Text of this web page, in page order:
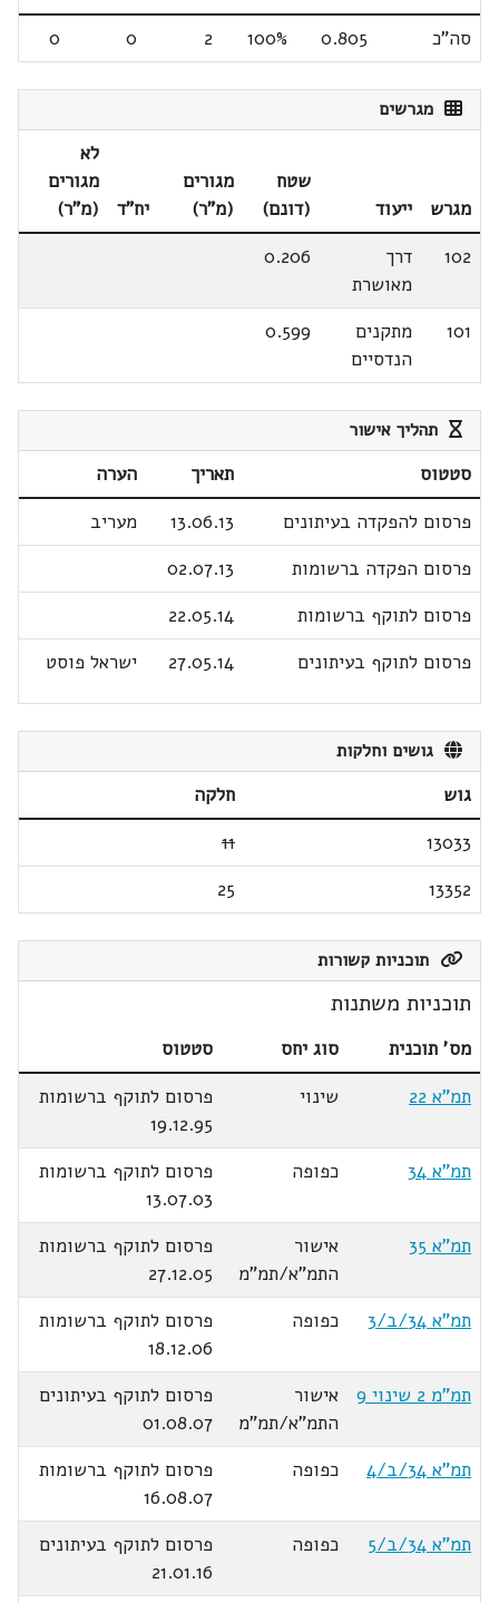
סה"כ
0.805
100%
2
0
0
מגרשים
מגרש ייעוד
שטח
(דונם)
מגורים
(מ"ר)
יח"ד
לא
מגורים
(מ"ר)
102
דרך
מאושרת
0.206
101
מתקנים
הנדסיים
0.599
תהליך אישור
סטטוס תאריך
הערה
פרסום להפקדה בעיתונים
13.06.13
מעריב
פרסום הפקדה ברשומות
02.07.13
פרסום לתוקף ברשומות
22.05.14
פרסום לתוקף בעיתונים
27.05.14 ישראל פוסט
גושים וחלקות
גוש
חלקה
13033
11
13352
25
תוכניות קשורות
תוכניות משתנות
מס' תוכנית סוג יחס
סטטוס
תמ"א 22
שינוי
פרסום לתוקף ברשומות
19.12.95
תמ"א 34
כפופה
פרסום לתוקף ברשומות
13.07.03
תמ"א 35
אישור
התמ"א/תמ"מ
פרסום לתוקף ברשומות
27.12.05
תמ"א 34/ב/3
כפופה
פרסום לתוקף ברשומות
18.12.06
תמ"מ 2 שינוי 9
אישור
התמ"א/תמ"מ
פרסום לתוקף בעיתונים
01.08.07
תמ"א 34/ב/4
כפופה
פרסום לתוקף ברשומות
16.08.07
תמ"א 34/ב/5
כפופה
פרסום לתוקף בעיתונים
21.01.16